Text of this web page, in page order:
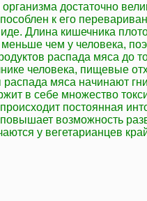
достаточно
к его
Длина кишечника
чем у человека,
распада мяса до
человека, пищевые
мяса начинают
в себе множество
постоянная
возможность
у вегетарианцев